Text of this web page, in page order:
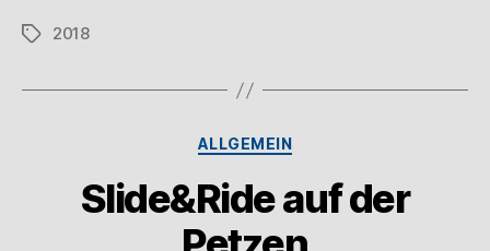
2018
ALLGEMEIN
Slide&Ride auf der